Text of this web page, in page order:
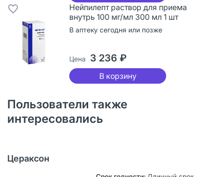
Нейпилепт раствор для приема
внутрь 100 мг/мл 300 мл 1 шт
В аптеку сегодня или позже
Цена 3 236 ₽
В корзину
Пользователи также
интересовались
Цераксон